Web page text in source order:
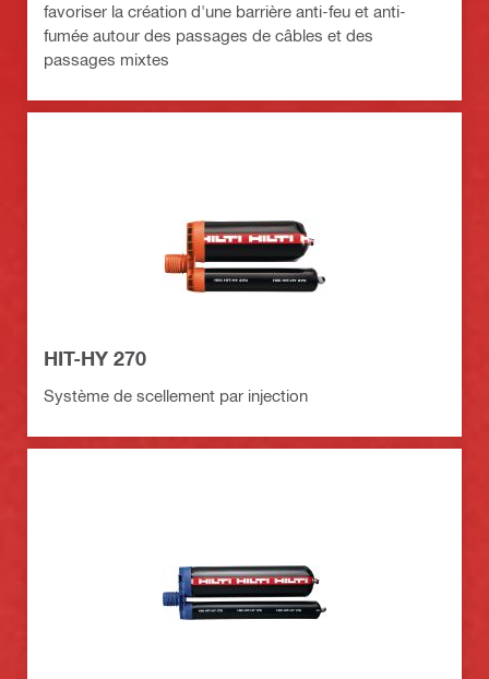
favoriser la création d'une barrière anti-feu et anti-
fumée autour des passages de câbles et des
passages mixtes
HIT-HY 270
Système de scellement par injection